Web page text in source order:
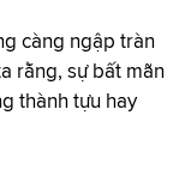
càng ngập tràn
rằng, sự bất mãn
thành tựu hay